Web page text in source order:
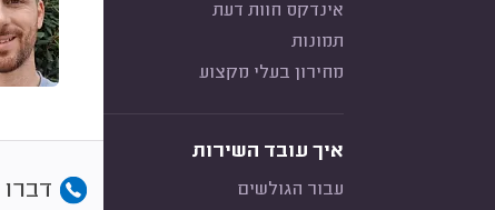
אינדקס חוות דעת
תמונות
מחירון בעלי מקצוע
איך עובד השירות
עבור הגולשים
דברו